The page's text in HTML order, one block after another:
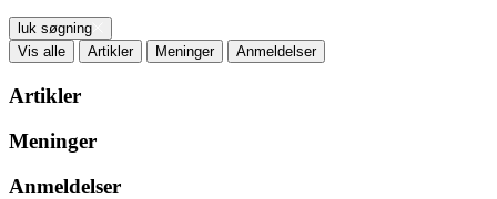
luk søgning
Vis alle
Artikler Meninger Anmeldelser
Artikler
Meninger
Anmeldelser